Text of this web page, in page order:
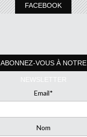
FACEBOOK
ABONNEZ-VOUS À NOTRE
NEWSLETTER
Email*
Nom